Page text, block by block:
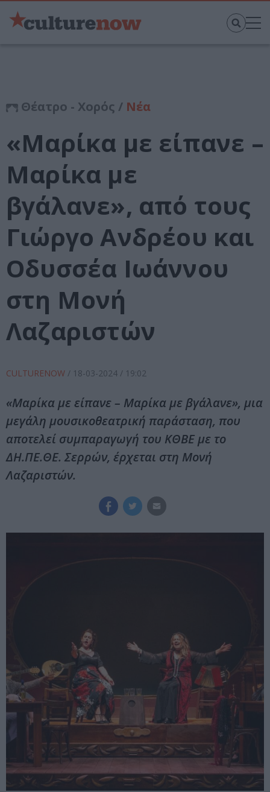
Θέατρο - Χορός / Νέα
«Μαρίκα με είπανε –
Μαρίκα με
βγάλανε», από τους
Γιώργο Ανδρέου και
Οδυσσέα Ιωάννου
στη Μονή
Λαζαριστών
CULTURENOW / 18-03-2024 / 19:02
«Μαρίκα με είπανε – Μαρίκα με βγάλανε», μια
μεγάλη μουσικοθεατρική παράσταση, που
αποτελεί συμπαραγωγή του ΚΘΒΕ με το
ΔΗ.ΠΕ.ΘΕ. Σερρών, έρχεται στη Μονή
Λαζαριστών.